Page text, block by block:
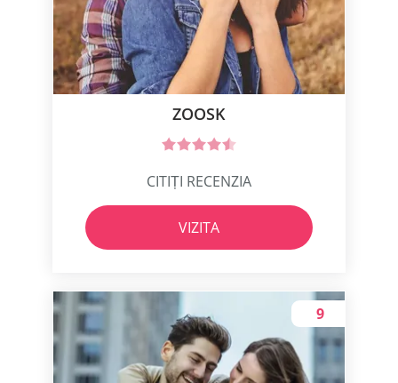
ZOOSK
CITIȚI RECENZIA
VIZITA
9